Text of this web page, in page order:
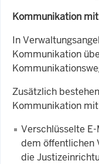
Kommunikation
In
Kommunikation
Zusätzlich
Kommunikation
Verschlüsselte
dem öffentlichen
die